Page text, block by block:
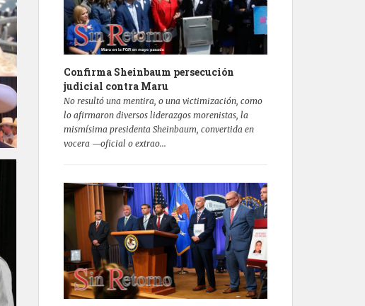
Confirma Sheinbaum persecución
judicial contra Maru
No resultó una mentira, o una victimización, como
lo afirmaron diversos liderazgos morenistas, la
mismísima presidenta Sheinbaum, convertida en
vocera —oficial o extrao...